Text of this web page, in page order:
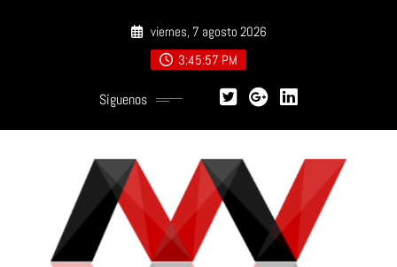
viernes, 7 agosto 2026
3:45:58 PM
Síguenos